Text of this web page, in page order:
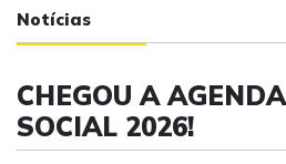
Notícias
CHEGOU A
SOCIAL 2026!